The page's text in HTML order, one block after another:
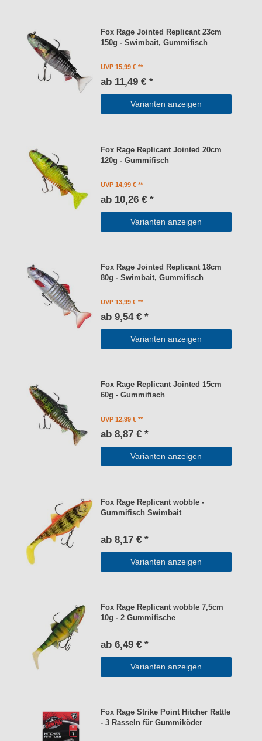
Fox Rage Jointed Replicant 23cm
150g - Swimbait, Gummifisch
UVP 15,99 €
ab 11,49 € *
Varianten anzeigen
Fox Rage Replicant Jointed 20cm
120g - Gummifisch
UVP 14,99 €
ab 10,26 € *
Varianten anzeigen
Fox Rage Jointed Replicant 18cm
80g - Swimbait, Gummifisch
UVP 13,99 €
ab 9,54 € *
Varianten anzeigen
Fox Rage Replicant Jointed 15cm
60g - Gummifisch
UVP 12,99 €
ab 8,87 € *
Varianten anzeigen
Fox Rage Replicant wobble -
Gummifisch Swimbait
ab 8,17 € *
Varianten anzeigen
Fox Rage Replicant wobble 7,5cm
10g - 2 Gummifische
ab 6,49 € *
Varianten anzeigen
Fox Rage Strike Point Hitcher Rattle
- 3 Rasseln für Gummiköder